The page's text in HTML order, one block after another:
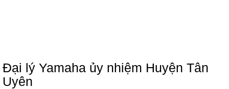
Đại lý Yamaha ủy nhiệm Huyện Tân
Uyên